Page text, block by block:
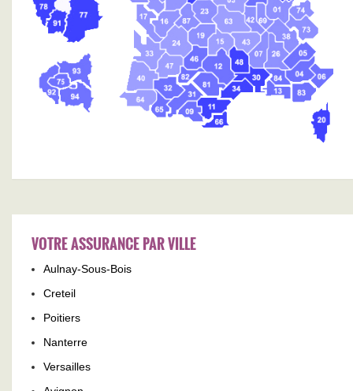
VOTRE ASSURANCE PAR VILLE
Aulnay-Sous-Bois
Creteil
Poitiers
Nanterre
Versailles